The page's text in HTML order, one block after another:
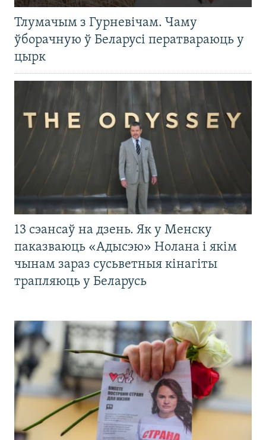
Тлумачым з Гурневічам. Чаму
ўборачную ў Беларусі ператвараюць у
цырк
13 сэансаў на дзень. Як у Менску
паказваюць «Адысэю» Нолана і якім
чынам зараз сусьветныя кінагіты
трапляюць у Беларусь